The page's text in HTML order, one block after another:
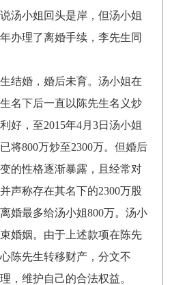
汤小姐回头是岸，但汤小姐
办理了离婚手续，李先生同
婚，婚后未育。汤小姐在
名下后一直以陈先生名义炒
好，至2015年4月3日汤小姐
将800万炒至2300万。但婚后
的性格逐渐暴露，且经常对
声称存在其名下的2300万股
婚最多给汤小姐800万。汤小
婚姻。由于上述款项在陈先
陈先生转移财产，分文不
，维护自己的合法权益。